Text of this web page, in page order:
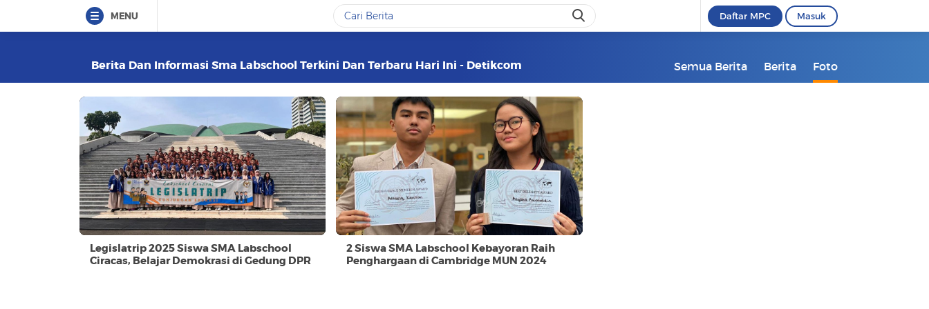
MENU Daftar MPC Masuk
Berita Dan Informasi Sma Labschool Terkini Dan Terbaru Hari Ini - Detikcom Semua Berita Berita Foto
Legislatrip 2025 Siswa SMA Labschool
Ciracas, Belajar Demokrasi di Gedung DPR
2 Siswa SMA Labschool Kebayoran Raih
Penghargaan di Cambridge MUN 2024